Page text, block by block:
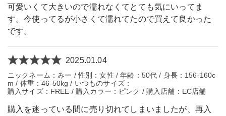
可愛いくて大きいので濡れなくてとても気にいってま
す。今使ってるが小さくて濡れてたので買えて良かった
です。
2025.01.04
ニックネーム：みー / 性別：女性 / 年齢：50代 / 身長：156-160c
m / 体重：46-50kg / いつものサイズ：
購入サイズ：FREE / 購入カラー：ピンク / 購入店舗：EC店舗
購入を迷っている間に売り切れてしまいましたが、再入